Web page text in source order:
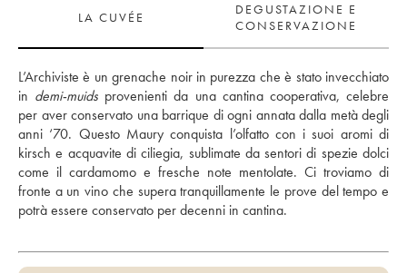
LA CUVÉE
DEGUSTAZIONE E
CONSERVAZIONE
L’Archiviste è un grenache noir in purezza che è stato invecchiato
in demi-muids provenienti da una cantina cooperativa, celebre
per aver conservato una barrique di ogni annata dalla metà degli
anni ‘70. Questo Maury conquista l’olfatto con i suoi aromi di
kirsch e acquavite di ciliegia, sublimate da sentori di spezie dolci
come il cardamomo e fresche note mentolate. Ci troviamo di
fronte a un vino che supera tranquillamente le prove del tempo e
potrà essere conservato per decenni in cantina.